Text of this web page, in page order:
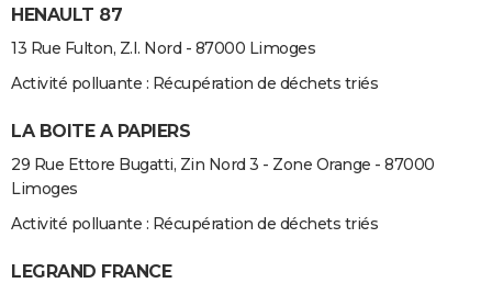
HENAULT 87
13 Rue Fulton, Z.I. Nord - 87000 Limoges
Activité polluante : Récupération de déchets triés
LA BOITE A PAPIERS
29 Rue Ettore Bugatti, Zin Nord 3 - Zone Orange - 87000
Limoges
Activité polluante : Récupération de déchets triés
LEGRAND FRANCE